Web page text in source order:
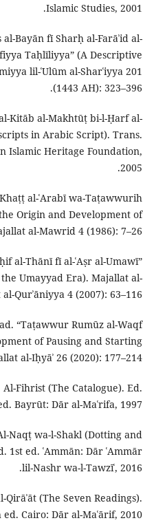
Islamic Studies, 2001.
Bayān fī Sharḥ al-Farāʾid al-
Taḥlīliyya” (A Descriptive
lil-ʿUlūm al-Sharʿiyya 201
(1443 AH): 323–396.
Kitāb al-Makhtūṭ bi-l-Ḥarf al-
in Arabic Script). Trans.
Islamic Heritage Foundation,
2005.
al-ʿArabī wa-Taṭawwurih
Origin and Development of
al-Mawrid 4 (1986): 7–26.
al-Thānī fī al-ʿAṣr al-Umawī”
Umayyad Era). Majallat al-
Qurʾāniyya 4 (2007): 63–116.
“Taṭawwur Rumūz al-Waqf
of Pausing and Starting
al-Iḥyāʾ 26 (2020): 177–214.
Fihrist (The Catalogue). Ed.
Bayrūt: Dār al-Maʿrifa, 1997.
Naqṭ wa-l-Shakl (Dotting and
1st ed. ʿAmmān: Dār ʿAmmār
lil-Nashr wa-l-Tawzīʿ, 2016.
(The Seven Readings).
Cairo: Dār al-Maʿārif, 2010.